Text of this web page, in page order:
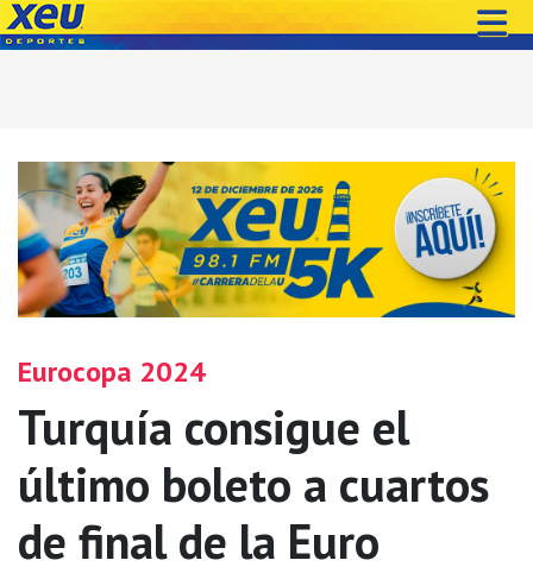
Eurocopa 2024
Turquía consigue el
último boleto a cuartos
de final de la Euro